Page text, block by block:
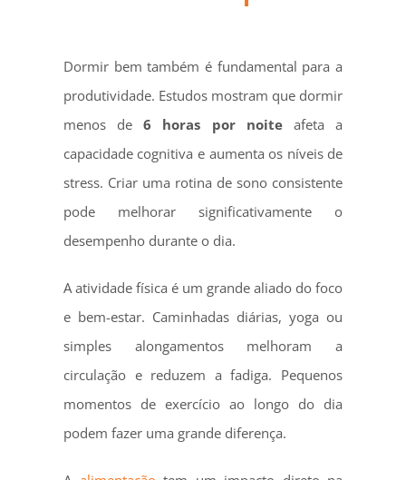
Dormir bem também é fundamental para a
produtividade. Estudos mostram que dormir
menos de6 horas por noiteafeta a
capacidade cognitiva e aumenta os níveis de
stress. Criar uma rotina de sono consistente
pode melhorar significativamente o
desempenho durante o dia.
A atividade física é um grande aliado do foco
e bem-estar. Caminhadas diárias, yoga ou
simples alongamentos melhoram a
circulação e reduzem a fadiga. Pequenos
momentos de exercício ao longo do dia
podem fazer uma grande diferença.